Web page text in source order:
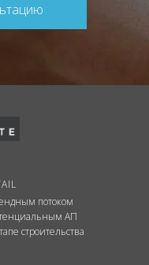
потоком
АП
строительства